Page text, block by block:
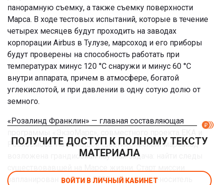
панорамную съемку, а также съемку поверхности
Марса. В ходе тестовых испытаний, которые в течение
четырех месяцев будут проходить на заводах
корпорации Airbus в Тулузе, марсоход и его приборы
будут проверены на способность работать при
температурах минус 120 °С снаружи и минус 60 °C
внутри аппарата, причем в атмосфере, богатой
углекислотой, и при давлении в одну сотую долю от
земного.
«Розалинд Франклин» — главная составляющая
Роскосмоса. На большой шестиколесный марсоход
возложена грандиозная научная задача: найти следы
запланирован на июль 2020 года, ракета-носитель
ПОЛУЧИТЕ ДОСТУП К ПОЛНОМУ ТЕКСТУ
МАТЕРИАЛА
ВОЙТИ В ЛИЧНЫЙ КАБИНЕТ